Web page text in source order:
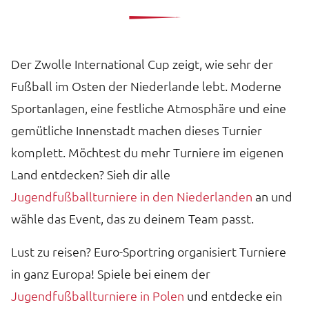
Der Zwolle International Cup zeigt, wie sehr der
Fußball im Osten der Niederlande lebt. Moderne
Sportanlagen, eine festliche Atmosphäre und eine
gemütliche Innenstadt machen dieses Turnier
komplett. Möchtest du mehr Turniere im eigenen
Land entdecken? Sieh dir alle
Jugendfußballturniere in den Niederlanden an und
wähle das Event, das zu deinem Team passt.
Lust zu reisen? Euro-Sportring organisiert Turniere
in ganz Europa! Spiele bei einem der
Jugendfußballturniere in Polen und entdecke ein